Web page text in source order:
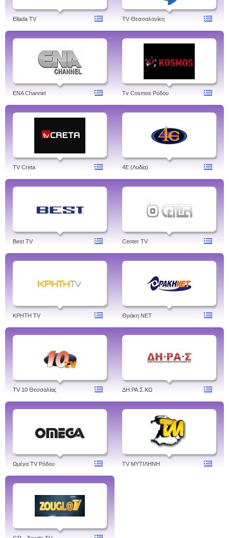
Ellada TV TV Θεσσαλονίκη
ENA Channel Tv Cosmos Ρόδου
TV Creta 4Ε (Λυδία)
Best TV Center TV
ΚΡΗΤΗ TV Θράκη NET
TV 10 Θεσσαλίας ΔH.ΡΑ.Σ.ΚΩ
Ωμέγα TV Ρόδου TV ΜΥΤΙΛΗΝΗ